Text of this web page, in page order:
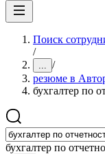
Поиск
/
... /
резюме в
бухгалтер по
бухгалтер по